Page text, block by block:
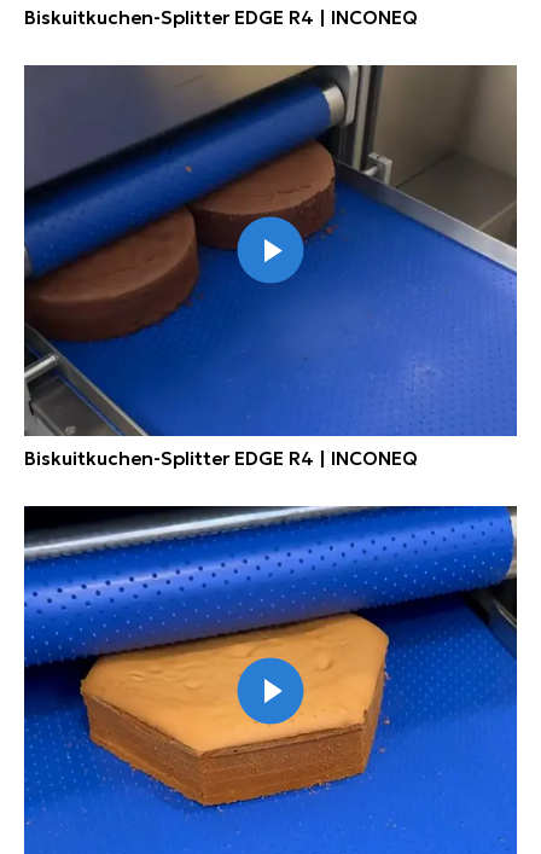
Biskuitkuchen-Splitter EDGE R4 | INCONEQ
Biskuitkuchen-Splitter EDGE R4 | INCONEQ